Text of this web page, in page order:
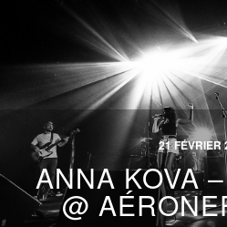
21 FÉVRIER
ANNA KOVA
@